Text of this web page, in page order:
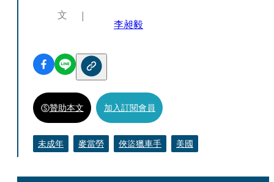
文
李昶毅
贊助本文 加入訂閱會員
未成年 麥當勞 俠盜獵車手 美國